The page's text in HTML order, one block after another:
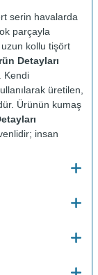
serin havalarda
parçayla
kollu tişört
Detayları
Kendi
üretilen,
Ürünün kumaş
insan
ısıda ve tersten